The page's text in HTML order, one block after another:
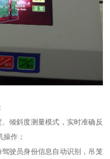
倾斜度测量模式，实时准确反
作；
驶员身份信息自动识别，吊笼